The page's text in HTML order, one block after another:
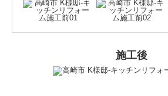
施工後